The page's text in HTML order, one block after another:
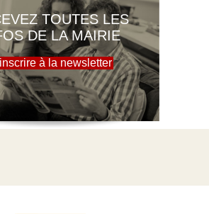
TOUTES LES
DE LA MAIRIE
à la newsletter